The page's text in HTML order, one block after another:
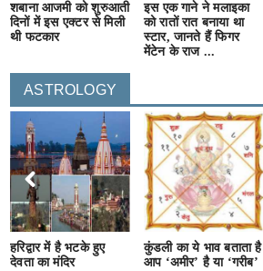
शबाना आजमी को शुरुआती
दिनों में इस एक्टर से मिली
थी फटकार
इस एक गाने ने मलाइका
को रातों रात बनाया था
स्टार, जानते हैं फिगर
मेंटेन के राज ...
ASTROLOGY
हरिद्वार में है भटके हुए
देवता का मंदिर
कुंडली का ये भाव बताता है
आप ‘अमीर’ है या ‘गरीब’